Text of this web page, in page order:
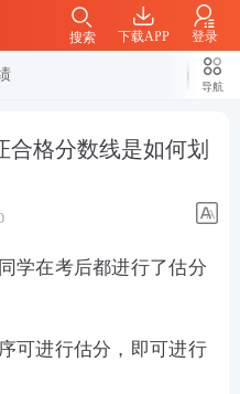
下载APP 登录
搜索
导航
合格分数线是如何划
学在考后都进行了估分
可进行估分，即可进行